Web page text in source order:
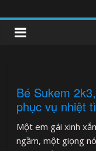
to
content
Bé Sukem
phục vụ nhiệt
Một em gái xinh
ngầm, một giọng